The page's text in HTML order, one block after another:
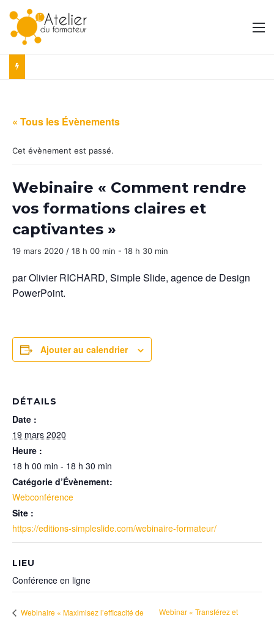
« Tous les Évènements
Cet évènement est passé.
Webinaire « Comment rendre
vos formations claires et
captivantes »
19 mars 2020 / 18 h 00 min - 18 h 30 min
par Olivier RICHARD, Simple Slide, agence de Design
PowerPoint.
Ajouter au calendrier
DÉTAILS
Date :
19 mars 2020
Heure :
18 h 00 min - 18 h 30 min
Catégorie d’Évènement:
Webconférence
Site :
https://editions-simpleslide.com/webinaire-formateur/
LIEU
Conférence en ligne
Webinaire « Maximisez l’efficacité de
Webinar « Transférez et